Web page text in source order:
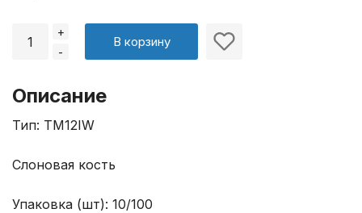
+
-
В корзину
Описание
Тип: TM12IW
Слоновая кость
Упаковка (шт): 10/100